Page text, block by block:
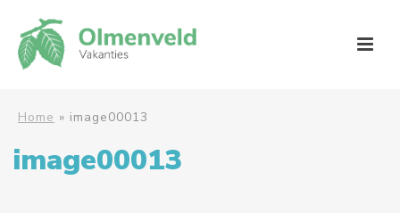
Home » image00013
image00013